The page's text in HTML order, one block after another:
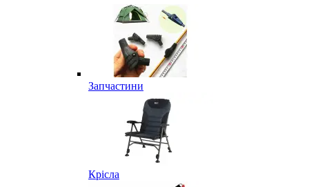
Запчастини
Крісла